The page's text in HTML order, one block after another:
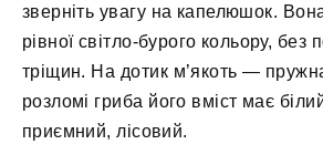
зверніть увагу на капелюшок.
рівної світло-бурого кольору, без
тріщин. На дотик м’якоть —
розломі гриба його вміст має
приємний, лісовий.